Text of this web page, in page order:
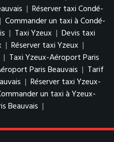
| Réserver taxi Condé-
| Commander un taxi à Condé-
| Taxi Yzeux | Devis taxi
| Réserver taxi Yzeux |
| Taxi Yzeux-Aéroport Paris
Paris Beauvais | Tarif
| Réserver taxi Yzeux-
un taxi à Yzeux-
Beauvais |